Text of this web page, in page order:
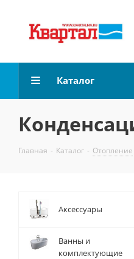
Каталог
Главная - Каталог - Отопление
Аксессуары
Ванны и
комплектующие